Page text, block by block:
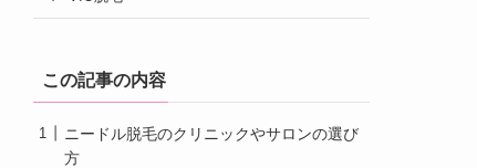
この記事の内容
ニードル脱毛のクリニックやサロンの選び
方